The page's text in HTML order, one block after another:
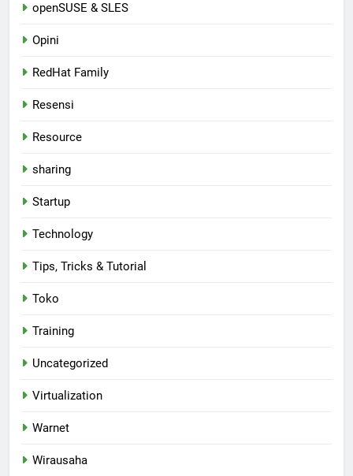
openSUSE & SLES
Opini
RedHat Family
Resensi
Resource
sharing
Startup
Technology
Tips, Tricks & Tutorial
Toko
Training
Uncategorized
Virtualization
Warnet
Wirausaha